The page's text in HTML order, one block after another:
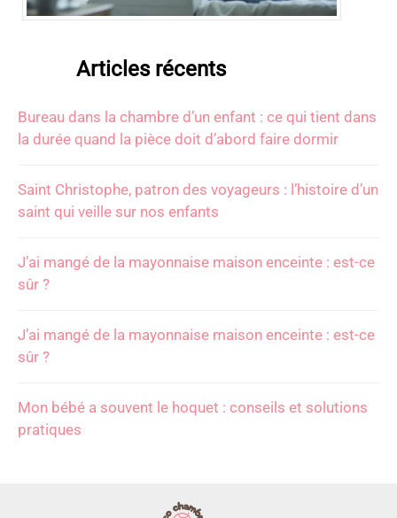
Articles récents
Bureau dans la chambre d’un enfant : ce qui tient dans
la durée quand la pièce doit d’abord faire dormir
Saint Christophe, patron des voyageurs : l’histoire d’un
saint qui veille sur nos enfants
J’ai mangé de la mayonnaise maison enceinte : est-ce
sûr ?
J’ai mangé de la mayonnaise maison enceinte : est-ce
sûr ?
Mon bébé a souvent le hoquet : conseils et solutions
pratiques